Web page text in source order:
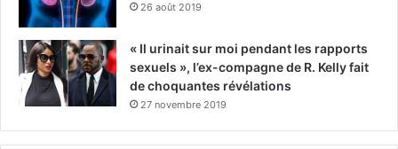
26 août 2019
« Il urinait sur moi pendant les rapports
sexuels », l’ex-compagne de R. Kelly fait
de choquantes révélations
27 novembre 2019